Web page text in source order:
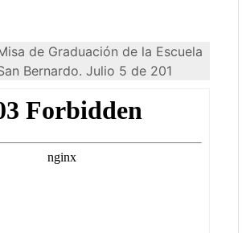
de Graduación de la Escuela
Bernardo. Julio 5 de 201